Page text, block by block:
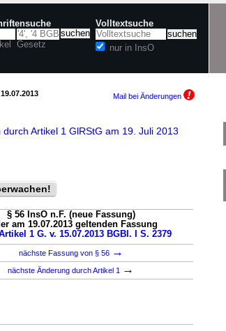
Gesetz
Volltextsuche
nur in InsO
Mail bei Änderungen
Artikel 1 GlRStG am 19. Juli 2013
§ 56 InsO n.F. (neue Fassung)
am 19.07.2013 geltenden Fassung
1 G. v. 15.07.2013 BGBl. I S. 2379
nächste Fassung von § 56 →
nächste Änderung durch Artikel 1 →